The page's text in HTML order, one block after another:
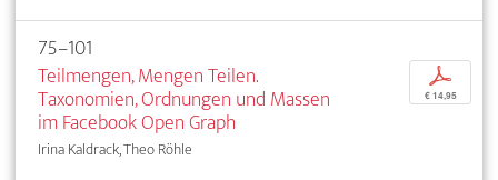
75–101
Teilmengen, Mengen Teilen.
Taxonomien, Ordnungen und Massen
im Facebook Open Graph
Irina Kaldrack, Theo Röhle
p
€ 14,95